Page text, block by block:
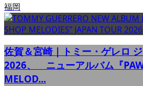
福岡
佐賀＆宮崎｜トミー・ゲレロ
2026、 ニューアルバム『
MELOD...